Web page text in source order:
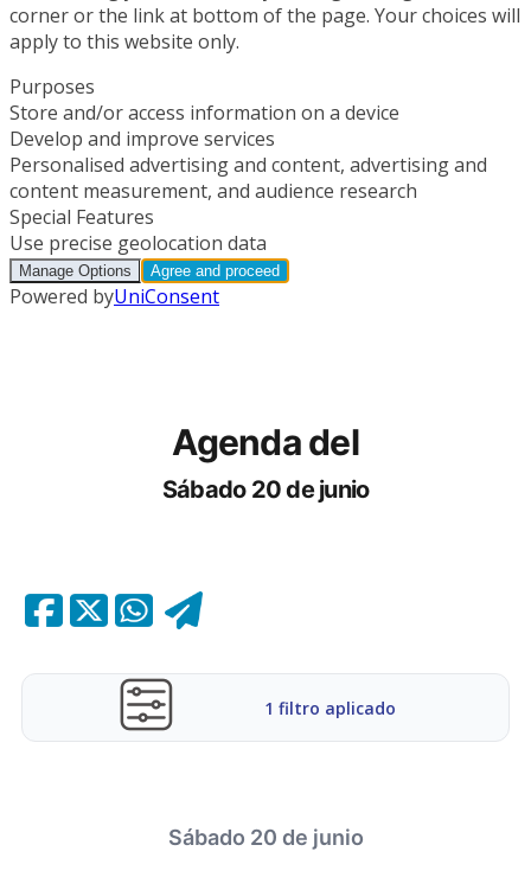
Agenda del
Sábado 20 de junio
1 filtro aplicado
MÚSICA
Sábado 20 de junio